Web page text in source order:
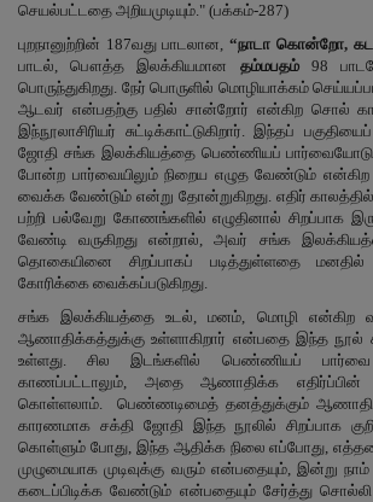
செயல்பட்டதை அறியமுடியும்." (பக்கம்-287)
புறநானுற்றின் 187வது பாடலான,“நாடா கொன்றோ,
பாடல், பௌத்த இலக்கியமான தம்மபதம்98
பொருந்துகிறது. நேர் பொருளில் மொழியாக்கம்
ஆடவர் என்பதற்கு பதில் சான்றோர் என்கிற சொல்
இந்நூலாசிரியர் சுட்டிக்காட்டுகிறார். இந்தப்
ஜோதி சங்க இலக்கியத்தை பெண்ணியப் பார்வையோடு
போன்ற பார்வையிலும் நிறைய எழுத வேண்டும்
வைக்க வேண்டும் என்று தோன்றுகிறது. எதிர்
பற்றி பல்வேறு கோணங்களில் எழுதினால் சிறப்பாக
வேண்டி வருகிறது என்றால், அவர் சங்க
தொகையினை சிறப்பாகப் படித்துள்ளதை
கோரிக்கை வைக்கப்படுகிறது.
சங்க இலக்கியத்தை உடல், மனம், மொழி என்கிற
ஆணாதிக்கத்துக்கு உள்ளாகிறார் என்பதை இந்த நூல்
உள்ளது. சில இடங்களில் பெண்ணியப்
காணப்பட்டாலும், அதை ஆணாதிக்க எதிர்ப்பின்
கொள்ளலாம். பெண்ணடிமைத் தனத்துக்கும்
காரணமாக சக்தி ஜோதி இந்த நூலில் சிறப்பாக
கொள்ளும் போது, இந்த ஆதிக்க நிலை எப்போது,
முழுமையாக முடிவுக்கு வரும் என்பதையும், இன்று
கடைப்பிடிக்க வேண்டும் என்பதையும் சேர்த்து